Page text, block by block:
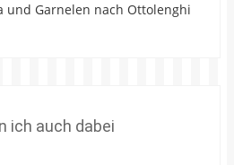
und Garnelen nach Ottolenghi
ich auch dabei